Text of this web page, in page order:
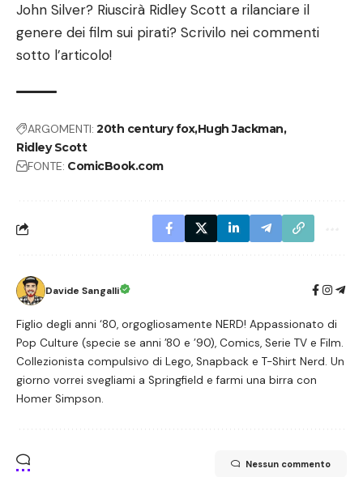
John Silver? Riuscirà Ridley Scott a rilanciare il
genere dei film sui pirati? Scrivilo nei commenti
sotto l’articolo!
ARGOMENTI: 20th century foxHugh Jackman
Ridley Scott
FONTE: ComicBook.com
Davide Sangalli
Figlio degli anni ‘80, orgogliosamente NERD! Appassionato di
Pop Culture (specie se anni ’80 e ’90), Comics, Serie TV e Film.
Collezionista compulsivo di Lego, Snapback e T-Shirt Nerd. Un
giorno vorrei svegliami a Springfield e farmi una birra con
Homer Simpson.
Nessun commento